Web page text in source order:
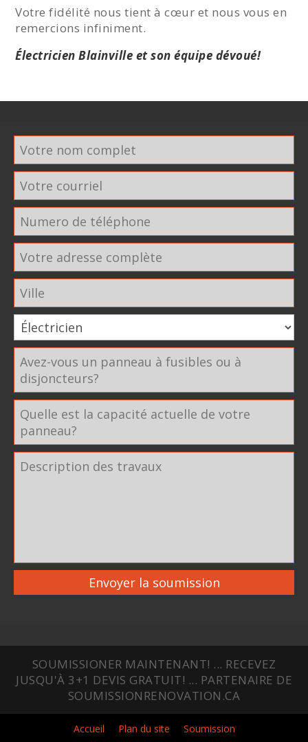
Votre fidélité nous tient à cœur et nous vous en
remercions infiniment.
Électricien Blainville et son équipe dévoué!
Envoyer la soumission
SOUMISSIONER MAINTENANT! ... RECEVEZ
JUSQU'À 3+1 DEVIS GRATUIT! ... PARTENAIRE DE
SOUMISSIONRENOVATION.CA
Accueil Plan du site Soumission